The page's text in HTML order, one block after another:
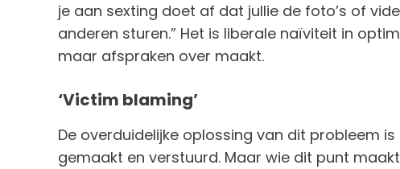
je aan sexting doet af dat jullie de foto’s of
anderen sturen.” Het is liberale naïviteit in
maar afspraken over maakt.
‘Victim blaming’
De overduidelijke oplossing van dit probleem
gemaakt en verstuurd. Maar wie dit punt